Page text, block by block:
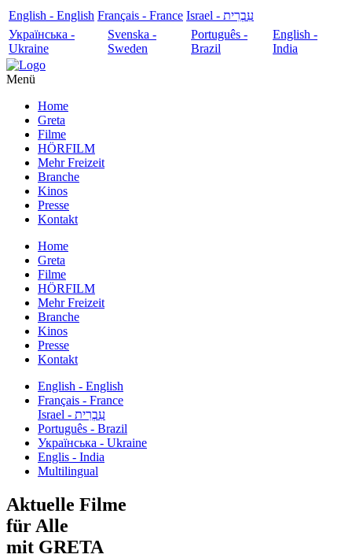
English - English Français - France
עִבְרִית - Israel
Українська -
Ukraine
Svenska -
Sweden
Português -
Brazil
English -
India
Menü
Home
Greta
Filme
HÖRFILM
Mehr Freizeit
Branche
Kinos
Presse
Kontakt
Home
Greta
Filme
HÖRFILM
Mehr Freizeit
Branche
Kinos
Presse
Kontakt
English - English
Français - France
עִבְרִית - Israel
Português - Brazil
Українська - Ukraine
Englis - India
Multilingual
Aktuelle Filme
für Alle
mit GRETA